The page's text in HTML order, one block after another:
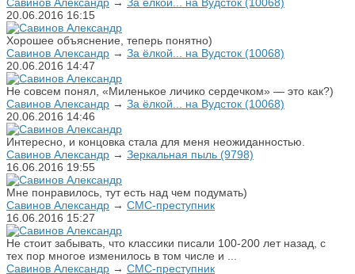
Савинов Александр → За ёлкой... на Вудсток (10068)
20.06.2016 16:15
Хорошее объяснение, теперь понятно)
Савинов Александр → За ёлкой... на Вудсток (10068)
20.06.2016 14:47
Не совсем понял, «Миленькое личико сердечком» — это как?)
Савинов Александр → За ёлкой... на Вудсток (10068)
20.06.2016 14:46
Интересно, и концовка стала для меня неожиданностью.
Савинов Александр → Зеркальная пыль (9798)
16.06.2016 19:55
Мне понравилось, тут есть над чем подумать)
Савинов Александр → СМС-преступник
16.06.2016 15:27
Не стоит забывать, что классики писали 100-200 лет назад, с
тех пор многое изменилось в том числе и ...
Савинов Александр → СМС-преступник